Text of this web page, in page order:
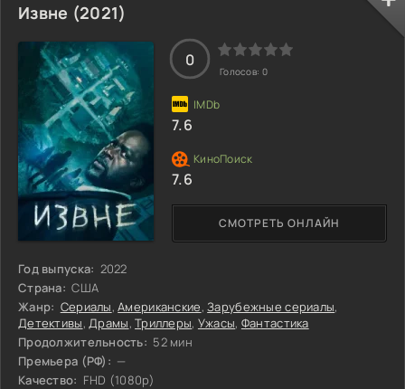
Извне (2021)
Год выпуска: 2022
Страна: США
Жанр: Сериалы,Американские,Зарубежные сериалы,
Детективы,Драмы,Триллеры, Ужасы, Фантастика
Продолжительность: 52 мин
Премьера (РФ): —
Качество: FHD (1080p)
СМОТРЕТЬ ОНЛАЙН
0
Голосов: 0
7.6
7.6